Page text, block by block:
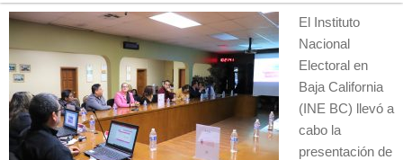
El Instituto
Nacional
Electoral en
Baja California
(INE BC) llevó a
cabo la
presentación de